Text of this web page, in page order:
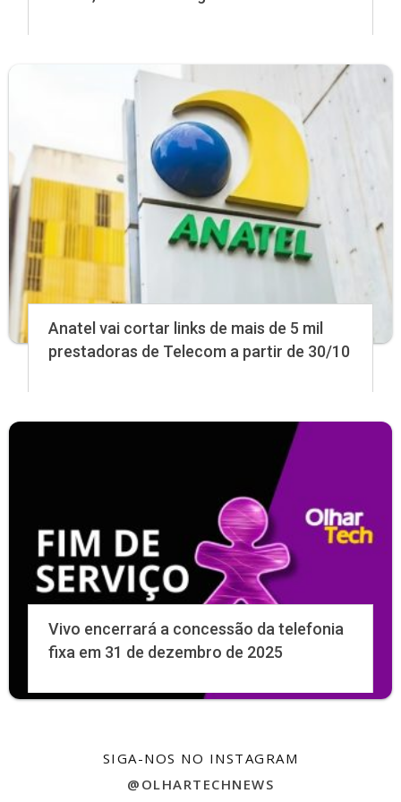
Anatel vai cortar links de mais de 5 mil
prestadoras de Telecom a partir de 30/10
Vivo encerrará a concessão da telefonia
fixa em 31 de dezembro de 2025
SIGA-NOS NO INSTAGRAM
@OLHARTECHNEWS